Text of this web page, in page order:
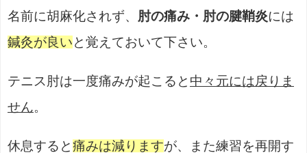
名前に胡麻化されず、 肘の痛み・肘の腱鞘炎には
鍼灸が良い と覚えておいて下さい。
テニス肘は一度痛みが起こると 中々元には戻りま
せん
休息すると 痛みは減りますが、また練習を再開す